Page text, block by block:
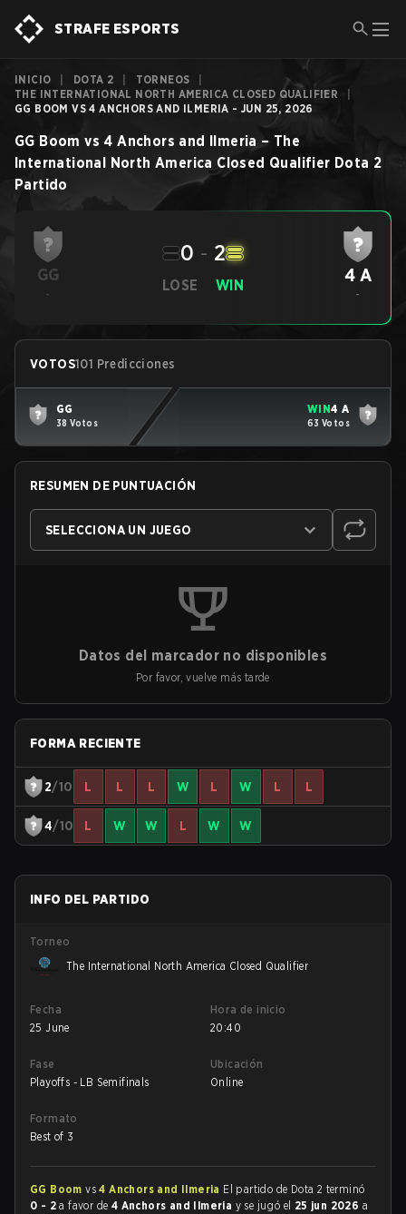
STRAFE ESPORTS
INICIO DOTA 2 TORNEOS
THE INTERNATIONAL NORTH AMERICA CLOSED QUALIFIER
GG BOOM VS 4 ANCHORS AND ILMERIA - JUN 25, 2026
GG Boom vs 4 Anchors and Ilmeria – The
International North America Closed Qualifier Dota 2
Partido
GG
-
LOSE
0 - 2
WIN 4 A
-
VOTOS101 Predicciones
GG
38 Votos
WIN4 A
63 Votos
RESUMEN DE PUNTUACIÓN
SELECCIONA UN JUEGO
Datos del marcador no disponibles
Por favor, vuelve más tarde
FORMA RECIENTE
2/10 L L L W L W L L
4/10 L W W L W W
INFO DEL PARTIDO
Torneo
The International North America Closed Qualifier
Fecha
25 June
Hora de inicio
20:40
Fase
Playoffs - LB Semifinals
Ubicación
Online
Formato
Best of 3
GG Boomvs4 Anchors and Ilmeria El partido de Dota 2 terminó
0 - 2 a favor de 4 Anchors and Ilmeria y se jugó el 25 jun 2026 a